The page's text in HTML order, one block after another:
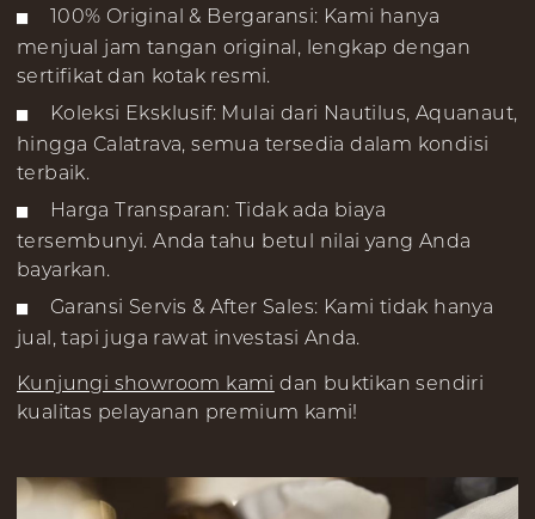
100% Original & Bergaransi: Kami hanya
menjual jam tangan original, lengkap dengan
sertifikat dan kotak resmi.
Koleksi Eksklusif: Mulai dari Nautilus, Aquanaut,
hingga Calatrava, semua tersedia dalam kondisi
terbaik.
Harga Transparan: Tidak ada biaya
tersembunyi. Anda tahu betul nilai yang Anda
bayarkan.
Garansi Servis & After Sales: Kami tidak hanya
jual, tapi juga rawat investasi Anda.
Kunjungi showroom kami dan buktikan sendiri
kualitas pelayanan premium kami!